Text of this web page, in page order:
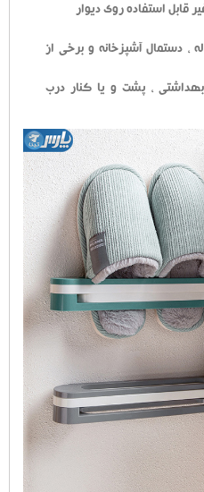
قابل استفاده روی دیوار
، دستمال آشپزخانه و برخی از
، پشت و یا کنار درب